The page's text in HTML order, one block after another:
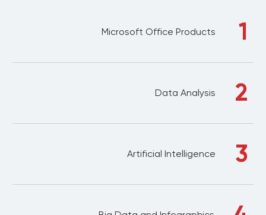
1
Microsoft Office Products
2
Data Analysis
3
Artificial Intelligence